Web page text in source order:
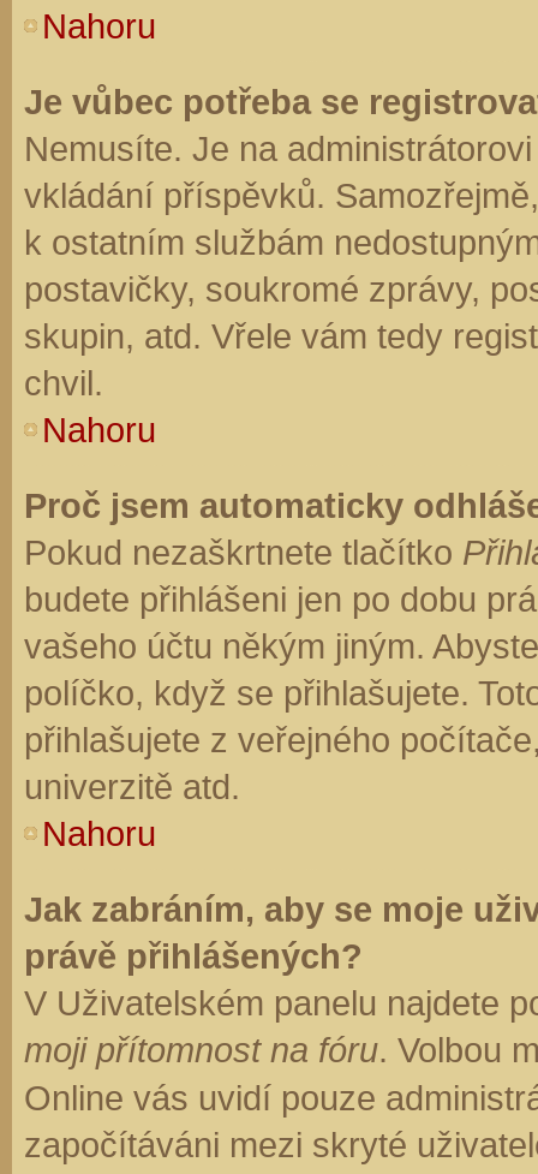
Nahoru
Je vůbec potřeba se
Nemusíte. Je na
vkládání příspěvků.
k ostatním službám
postavičky, soukromé zprávy,
skupin, atd. Vřele vám tedy
chvil.
Nahoru
Proč jsem automaticky
Pokud nezaškrtnete tlačítko
budete přihlášeni jen po dobu
vašeho účtu někým jiným.
políčko, když se přihlašujete.
přihlašujete z veřejného
univerzitě atd.
Nahoru
Jak zabráním, aby se moje
právě přihlášených?
V Uživatelském panelu najdete
moji přítomnost na fóru. Volbou
Online vás uvidí pouze
započítáváni mezi skryté